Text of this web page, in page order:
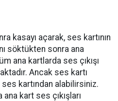
kasayı açarak, ses kartının
söktükten sonra ana
ana kartlarda ses çıkışı
Ancak ses kartı
kartından alabilirsiniz.
ana kart ses çıkışları